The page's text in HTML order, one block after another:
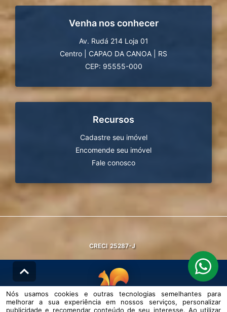
Venha nos conhecer
Av. Rudá 214 Loja 01
Centro
CAPAO DA CANOA
RS
CEP: 95555-000
Recursos
Cadastre seu imóvel
Encomende seu imóvel
Fale conosco
CRECI 25287-J
© DESENVOLVIDO PELAAGIL.NET
Nós usamos cookies e outras tecnologias semelhantes para
melhorar a sua experiência em nossos serviços, personalizar
publicidade e recomendar conteúdo de seu interesse. Ao utilizar